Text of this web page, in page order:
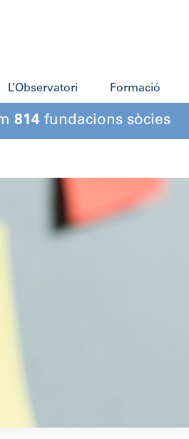
L’Observatori Formació
814 fundacions sòcies